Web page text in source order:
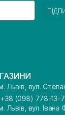
Львів, вул.
+38 (098) 778-13-
Львів, вул. Івана